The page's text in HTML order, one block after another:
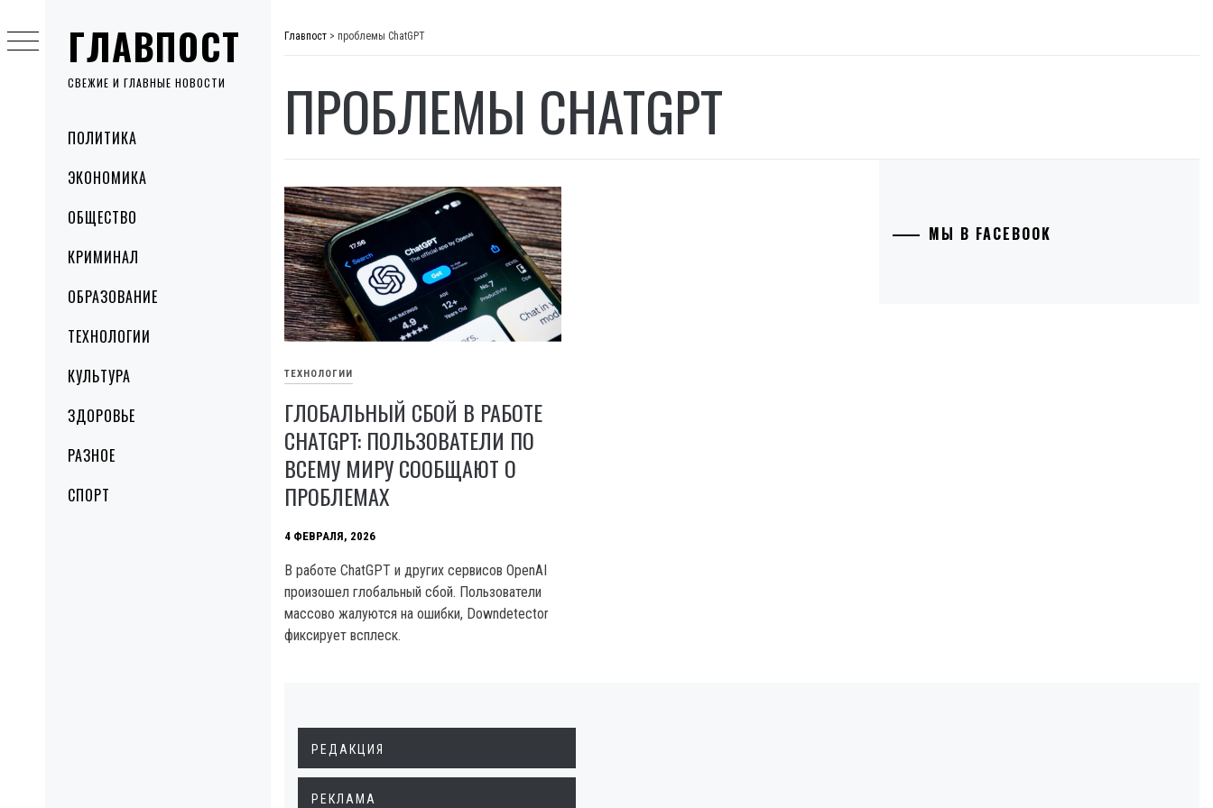
ГЛАВПОСТ
СВЕЖИЕ И ГЛАВНЫЕ НОВОСТИ
MenuПОЛИТИКА
ЭКОНОМИКА
ОБЩЕСТВО
КРИМИНАЛ
ОБРАЗОВАНИЕ
ТЕХНОЛОГИИ
КУЛЬТУРА
ЗДОРОВЬЕ
РАЗНОЕ
СПОРТ
to
content
Главпост > проблемы ChatGPT
ПРОБЛЕМЫ CHATGPT
ТЕХНОЛОГИИ
ГЛОБАЛЬНЫЙ СБОЙ В РАБОТЕ
CHATGPT: ПОЛЬЗОВАТЕЛИ ПО
ВСЕМУ МИРУ СООБЩАЮТ О
ПРОБЛЕМАХ
4 ФЕВРАЛЯ, 2026
В работе ChatGPT и других сервисов OpenAI
произошел глобальный сбой. Пользователи
массово жалуются на ошибки, Downdetector
фиксирует всплеск.
МЫ В FACEBOOK
РЕДАКЦИЯ
РЕКЛАМА